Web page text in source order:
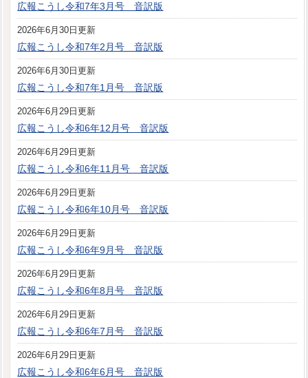
広報こうし令和7年3月号 音訳版
2026年6月30日更新
広報こうし令和7年2月号 音訳版
2026年6月30日更新
広報こうし令和7年1月号 音訳版
2026年6月29日更新
広報こうし令和6年12月号 音訳版
2026年6月29日更新
広報こうし令和6年11月号 音訳版
2026年6月29日更新
広報こうし令和6年10月号 音訳版
2026年6月29日更新
広報こうし令和6年9月号 音訳版
2026年6月29日更新
広報こうし令和6年8月号 音訳版
2026年6月29日更新
広報こうし令和6年7月号 音訳版
2026年6月29日更新
広報こうし令和6年6月号 音訳版